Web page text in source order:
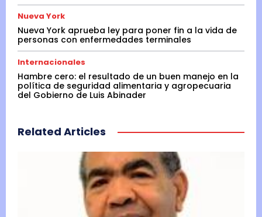
Nueva York
Nueva York aprueba ley para poner fin a la vida de
personas con enfermedades terminales
Internacionales
Hambre cero: el resultado de un buen manejo en la
política de seguridad alimentaria y agropecuaria
del Gobierno de Luis Abinader
Related Articles